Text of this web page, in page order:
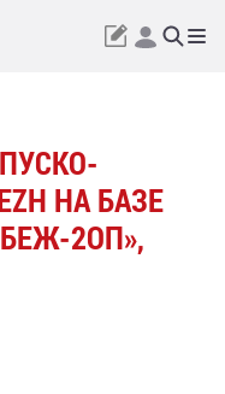
НА БАЗЕ
2ОП»,